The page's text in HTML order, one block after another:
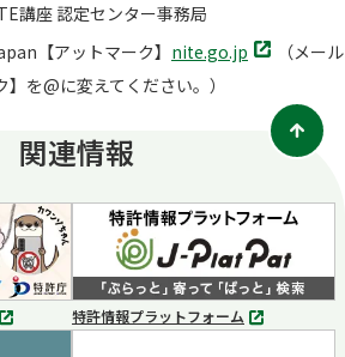
講座 認定センター事務局
【アットマーク】 nite.go.jp 別
（メール
】を@に変えてください。）
関連情報
特許情報プラットフォーム
別